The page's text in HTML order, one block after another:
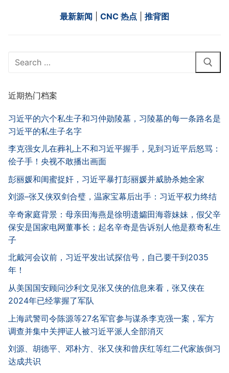
最新新闻 CNC 热点 推背图
Search
近期热门档案
习近平的六个私生子和习仲勋陵墓，习陵墓的每一条路名是
习近平的私生子名字
李克强女儿在葬礼上不和习近平握手，见到习近平后怒骂：
侩子手！央视不敢播出画面
彭丽媛和闺蜜捉奸，习近平暴打彭丽媛并威胁杀她全家
刘源–张又侠双剑合璧，温家宝幕后出手：习近平权力终结
辛奇家庭背景：母亲田海燕是徐明遗孀田海蓉妹妹，假父辛
保安是国家电网董事长；起名辛奇是告诉别人他是蔡奇私生
子
北戴河会议前，习近平发出试探信号，自己要干到2035
年！
从美国国安顾问沙利文见张又侠的信息来看，张又侠在
2024年已经掌握了军队
上海武警司令陈源等27名军官参与谋杀李克强一案，军方
调查并集中关押证人被习近平派人全部消灭
刘源、胡德平、邓朴方、张又侠和曾庆红等红二代家族倒习
达成共识